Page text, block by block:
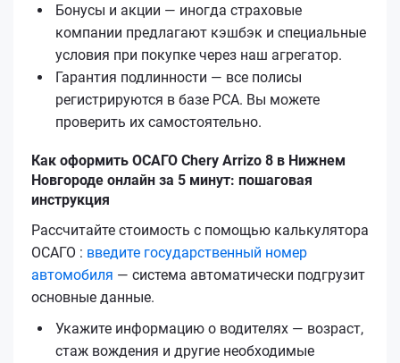
Бонусы и акции — иногда страховые
компании предлагают кэшбэк и специальные
условия при покупке через наш агрегатор.
Гарантия подлинности — все полисы
регистрируются в базе РСА. Вы можете
проверить их самостоятельно.
Как оформить ОСАГО Chery Arrizo 8 в Нижнем
Новгороде онлайн за 5 минут: пошаговая
инструкция
Рассчитайте стоимость с помощью калькулятора
ОСАГО : введите государственный номер
автомобиля — система автоматически подгрузит
основные данные.
Укажите информацию о водителях — возраст,
стаж вождения и другие необходимые